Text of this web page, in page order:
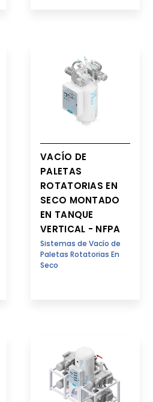
VACÍO DE
PALETAS
ROTATORIAS EN
SECO MONTADO
EN TANQUE
VERTICAL - NFPA
Sistemas de Vacío de
Paletas Rotatorias En
Seco